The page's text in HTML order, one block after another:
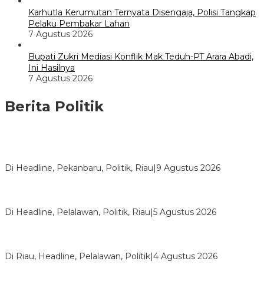
Karhutla Kerumutan Ternyata Disengaja, Polisi Tangkap
Pelaku Pembakar Lahan
7 Agustus 2026
Bupati Zukri Mediasi Konflik Mak Teduh-PT Arara Abadi,
Ini Hasilnya
7 Agustus 2026
Berita Politik
Di Headline, Pekanbaru, Politik, Riau|9 Agustus 2026
Di Headline, Pelalawan, Politik, Riau|5 Agustus 2026
Di Riau, Headline, Pelalawan, Politik|4 Agustus 2026